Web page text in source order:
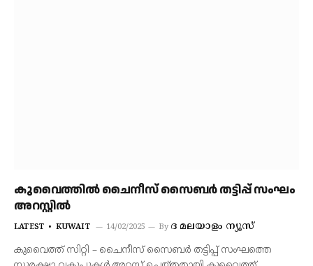
കുവൈത്തില്‍ ചൈനീസ് സൈബര്‍ തട്ടിപ്പ് സംഘം
അറസ്റ്റില്‍
LATEST KUWAIT 14/02/2025 By ദ മലയാളം ന്യൂസ്
കുവൈത്ത് സിറ്റി – ചൈനീസ് സൈബര്‍ തട്ടിപ്പ് സംഘത്തെ